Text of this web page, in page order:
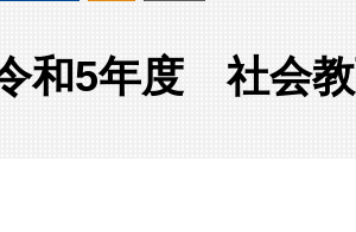
和5年度 社会